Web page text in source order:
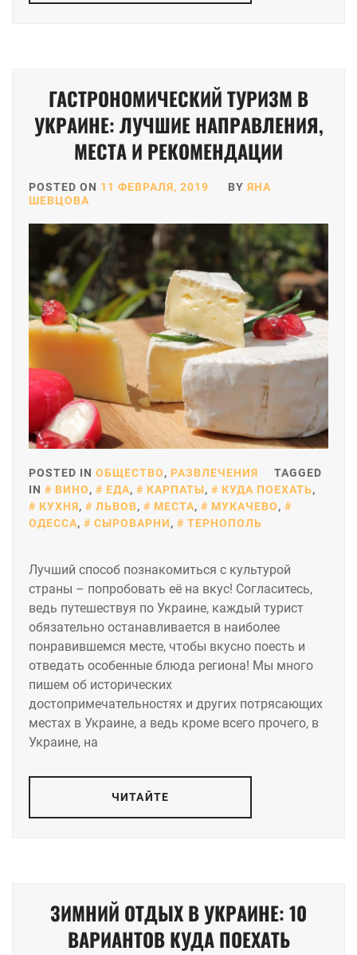
ГАСТРОНОМИЧЕСКИЙ ТУРИЗМ В
УКРАИНЕ: ЛУЧШИЕ НАПРАВЛЕНИЯ,
МЕСТА И РЕКОМЕНДАЦИИ
POSTED ON 11 ФЕВРАЛЯ, 2019 BY ЯНА
ШЕВЦОВА
POSTED IN ОБЩЕСТВО, РАЗВЛЕЧЕНИЯ
TAGGED
IN
ВИНО, ЕДА, КАРПАТЫ, КУДА ПОЕХАТЬ,
КУХНЯ, ЛЬВОВ, МЕСТА, МУКАЧЕВО,
ОДЕССА, СЫРОВАРНИ, ТЕРНОПОЛЬ
Лучший способ познакомиться с культурой
страны – попробовать её на вкус! Согласитесь,
ведь путешествуя по Украине, каждый турист
обязательно останавливается в наиболее
понравившемся месте, чтобы вкусно поесть и
отведать особенные блюда региона! Мы много
пишем об исторических
достопримечательностях и других потрясающих
местах в Украине, а ведь кроме всего прочего, в
Украине, на
ЧИТАЙТЕ
ЗИМНИЙ ОТДЫХ В УКРАИНЕ: 10
ВАРИАНТОВ КУДА ПОЕХАТЬ